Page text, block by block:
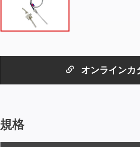
オンラインカ
規格